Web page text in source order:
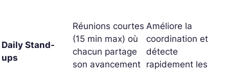
Daily Stand-
ups
Réunions courtes
(15 min max) où
chacun partage
son avancement
Améliore la
coordination et
détecte
rapidement les